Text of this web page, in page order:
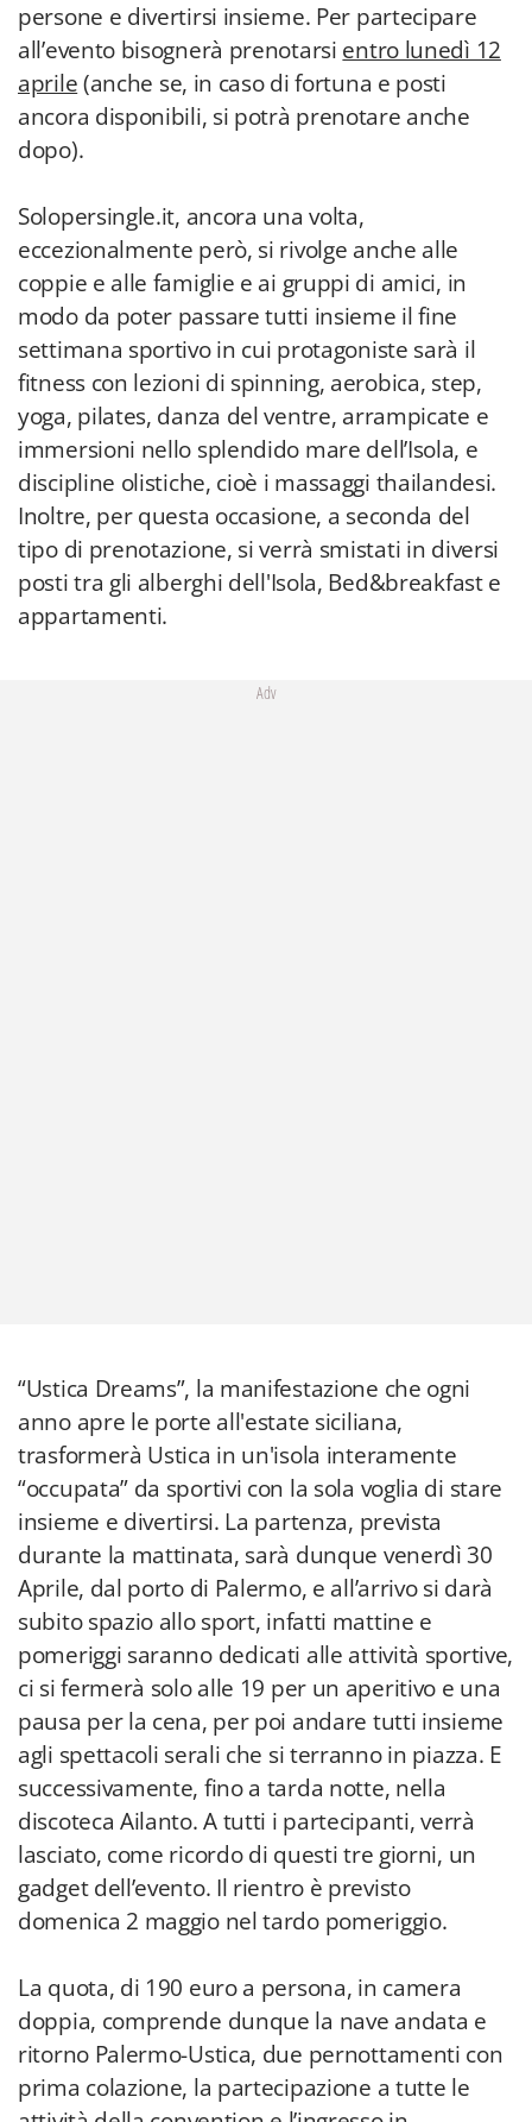
persone e divertirsi insieme. Per partecipare
all’evento bisognerà prenotarsi entro lunedì 12
aprile(anche se, in caso di fortuna e posti
ancora disponibili, si potrà prenotare anche
dopo).
Solopersingle.it, ancora una volta,
eccezionalmente però, si rivolge anche alle
coppie e alle famiglie e ai gruppi di amici, in
modo da poter passare tutti insieme il fine
settimana sportivo in cui protagoniste sarà il
fitness con lezioni di spinning, aerobica, step,
yoga, pilates, danza del ventre, arrampicate e
immersioni nello splendido mare dell’Isola, e
discipline olistiche, cioè i massaggi thailandesi.
Inoltre, per questa occasione, a seconda del
tipo di prenotazione, si verrà smistati in diversi
posti tra gli alberghi dell'Isola, Bed&breakfast e
appartamenti.
Adv
“Ustica Dreams”, la manifestazione che ogni
anno apre le porte all'estate siciliana,
trasformerà Ustica in un'isola interamente
“occupata” da sportivi con la sola voglia di stare
insieme e divertirsi. La partenza, prevista
durante la mattinata, sarà dunque venerdì 30
Aprile, dal porto di Palermo, e all’arrivo si darà
subito spazio allo sport, infatti mattine e
pomeriggi saranno dedicati alle attività sportive,
ci si fermerà solo alle 19 per un aperitivo e una
pausa per la cena, per poi andare tutti insieme
agli spettacoli serali che si terranno in piazza. E
successivamente, fino a tarda notte, nella
discoteca Ailanto. A tutti i partecipanti, verrà
lasciato, come ricordo di questi tre giorni, un
gadget dell’evento. Il rientro è previsto
domenica 2 maggio nel tardo pomeriggio.
La quota, di 190 euro a persona, in camera
doppia, comprende dunque la nave andata e
ritorno Palermo-Ustica, due pernottamenti con
prima colazione, la partecipazione a tutte le